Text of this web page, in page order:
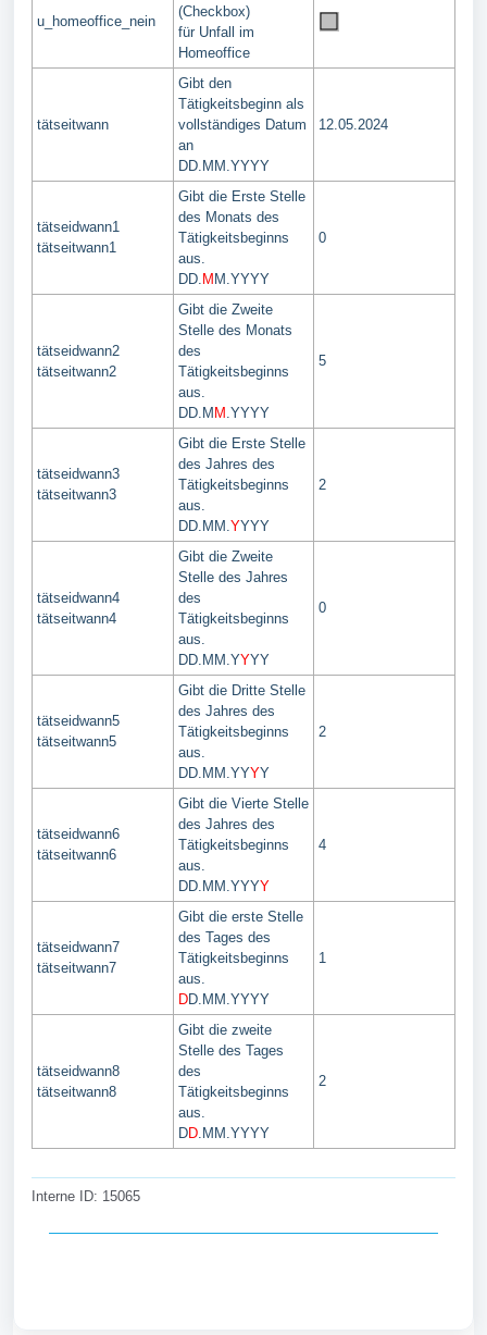
u_homeoffice_nein
(Checkbox)
für Unfall im
Homeoffice
tätseitwann
Gibt den
Tätigkeitsbeginn als
vollständiges Datum
an
DD.MM.YYYY
12.05.2024
tätseidwann1
tätseitwann1
Gibt die Erste Stelle
des Monats des
Tätigkeitsbeginns
aus.
DD. M M.YYYY
0
tätseidwann2
tätseitwann2
Gibt die Zweite
Stelle des Monats
des
Tätigkeitsbeginns
aus.
DD.M M .YYYY
5
tätseidwann3
tätseitwann3
Gibt die Erste Stelle
des Jahres des
Tätigkeitsbeginns
aus.
DD.MM.YYYY
2
tätseidwann4
tätseitwann4
Gibt die Zweite
Stelle des Jahres
des
Tätigkeitsbeginns
aus.
DD.MM.YYYY
0
tätseidwann5
tätseitwann5
Gibt die Dritte Stelle
des Jahres des
Tätigkeitsbeginns
aus.
DD.MM.YYYY
2
tätseidwann6
tätseitwann6
Gibt die Vierte Stelle
des Jahres des
Tätigkeitsbeginns
aus.
DD.MM.YYYY
4
tätseidwann7
tätseitwann7
Gibt die erste Stelle
des Tages des
Tätigkeitsbeginns
aus.
DD.MM.YYYY
1
tätseidwann8
tätseitwann8
Gibt die zweite
Stelle des Tages
des
Tätigkeitsbeginns
aus.
DD.MM.YYYY
2
Interne ID: 15065